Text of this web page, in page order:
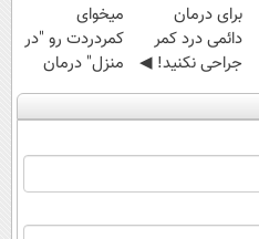
برای درمان
دائمی درد کمر
جراحی نکنید! ◀
پرسش‌نامه رو پر
کن ▶
میخوای
کمردردت رو "در
منزل" درمان
کنی؟ (◂فیلم +
◂پرسش‌نامه)